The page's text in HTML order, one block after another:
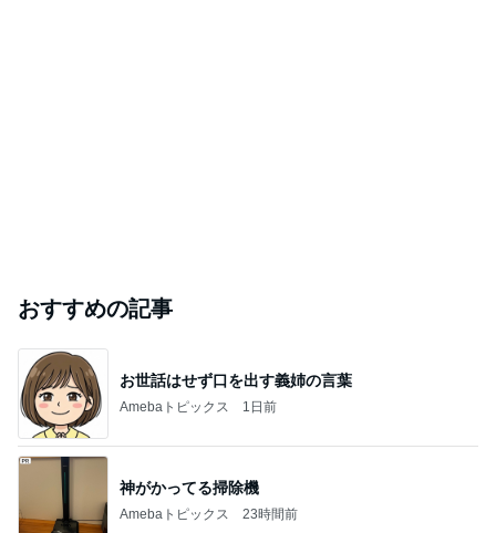
おすすめの記事
お世話はせず口を出す義姉の言葉
Amebaトピックス 1日前
神がかってる掃除機
Amebaトピックス 23時間前